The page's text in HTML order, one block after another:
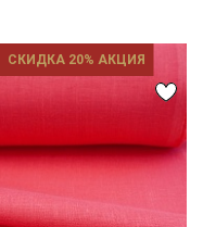
СКИДКА 20% АКЦИЯ